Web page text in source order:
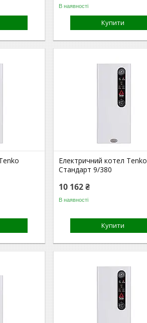
В наявності
Купити
Електричний котел Tenko
Стандарт 9/380
10 162 ₴
В наявності
Купити